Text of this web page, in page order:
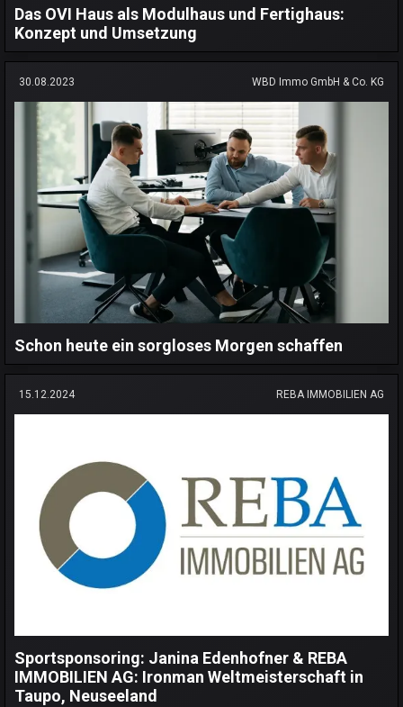
Das OVI Haus als Modulhaus und Fertighaus:
Konzept und Umsetzung
30.08.2023 WBD Immo GmbH & Co. KG
Schon heute ein sorgloses Morgen schaffen
15.12.2024 REBA IMMOBILIEN AG
Sportsponsoring: Janina Edenhofner & REBA
IMMOBILIEN AG: Ironman Weltmeisterschaft in
Taupo, Neuseeland